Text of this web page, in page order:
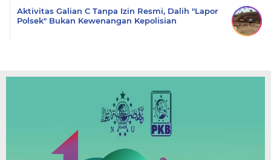
Aktivitas Galian C Tanpa Izin Resmi, Dalih "Lapor
Polsek" Bukan Kewenangan Kepolisian